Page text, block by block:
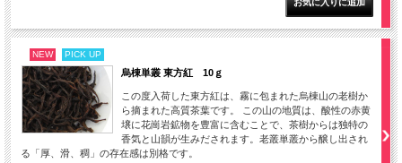
NEW PICK UP
烏棟単叢 東方紅 10ｇ
この度入荷した東方紅は、霧に包まれた烏棟山の老樹か
ら摘まれた高質茶葉です。 この山の地質は、酸性の赤黄
壌に花崗岩鉱物を豊富に含むことで、茶樹からは独特の
香気と山韻が生みだされます。老叢単叢から醸し出され
る「厚、滑、稠」の存在感は別格です。